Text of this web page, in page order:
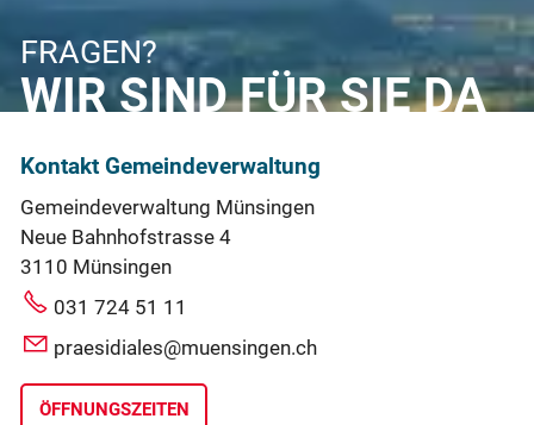
FRAGEN?
WIR SIND FÜR SIE DA
Kontakt Gemeindeverwaltung
Gemeindeverwaltung Münsingen
Neue Bahnhofstrasse 4
3110 Münsingen
031 724 51 11
praesidiales@muensingen.ch
ÖFFNUNGSZEITEN